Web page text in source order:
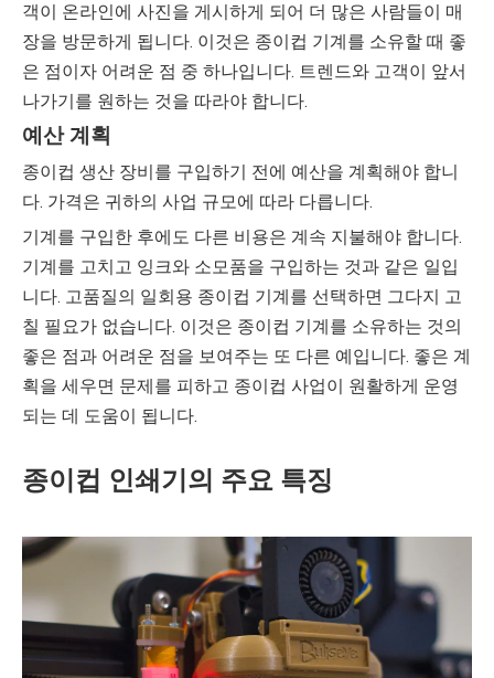
객이 온라인에 사진을 게시하게 되어 더 많은 사람들이 매
장을 방문하게 됩니다. 이것은 종이컵 기계를 소유할 때 좋
은 점이자 어려운 점 중 하나입니다. 트렌드와 고객이 앞서
나가기를 원하는 것을 따라야 합니다.
예산 계획
종이컵 생산 장비를 구입하기 전에 예산을 계획해야 합니
다. 가격은 귀하의 사업 규모에 따라 다릅니다.
기계를 구입한 후에도 다른 비용은 계속 지불해야 합니다.
기계를 고치고 잉크와 소모품을 구입하는 것과 같은 일입
니다. 고품질의 일회용 종이컵 기계를 선택하면 그다지 고
칠 필요가 없습니다. 이것은 종이컵 기계를 소유하는 것의
좋은 점과 어려운 점을 보여주는 또 다른 예입니다. 좋은 계
획을 세우면 문제를 피하고 종이컵 사업이 원활하게 운영
되는 데 도움이 됩니다.
종이컵 인쇄기의 주요 특징